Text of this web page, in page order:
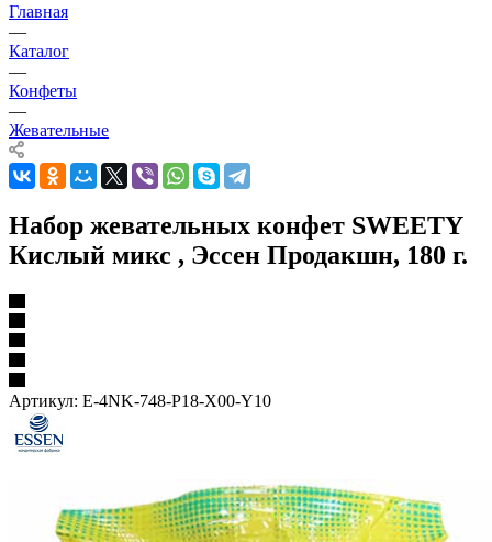
Главная
—
Каталог
—
Конфеты
—
Жевательные
Набор жевательных конфет SWEETY
Кислый микс , Эссен Продакшн, 180 г.
Артикул: E-4NK-748-P18-X00-Y10